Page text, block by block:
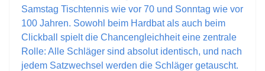
Samstag Tischtennis wie vor 70 und Sonntag wie vor
100 Jahren. Sowohl beim Hardbat als auch beim
Clickball spielt die Chancengleichheit eine zentrale
Rolle: Alle Schläger sind absolut identisch, und nach
jedem Satzwechsel werden die Schläger getauscht.